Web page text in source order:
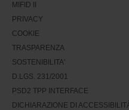
MIFID II
PRIVACY
COOKIE
TRASPARENZA
SOSTENIBILITA'
D.LGS. 231/2001
PSD2 TPP INTERFACE
DICHIARAZIONE DI